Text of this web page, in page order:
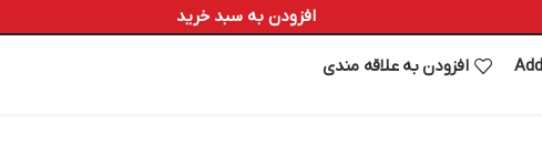
افزودن به سبد خرید
افزودن به علاقه مندی